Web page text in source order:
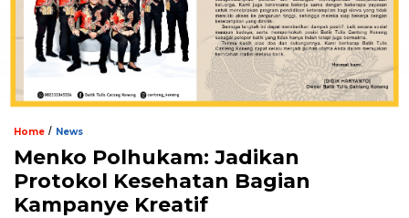
Home / News
Menko Polhukam: Jadikan
Protokol Kesehatan Bagian
Kampanye Kreatif